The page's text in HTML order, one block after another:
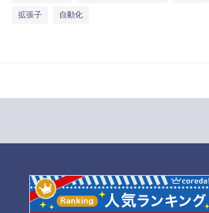
拡張子 自動化